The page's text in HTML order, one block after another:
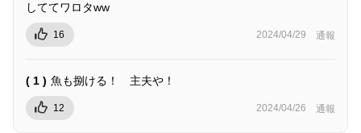
しててワロタww
16 2024/04/29 通報
( 1 ) 魚も捌ける！ 主夫や！
12 2024/04/26 通報